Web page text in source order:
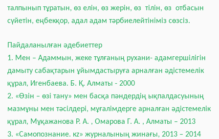
талпынып тұратын, өз елін, өз жерін, өз тілін, өз отбасын
сүйетін, еңбекқор, адал адам тәрбиелейтініміз сөзсіз.
Пайдаланылған әдебиеттер
1. Мен – Адаммын, жеке тұлғаның рухани- адамгершілігін
дамыту сабақтарын ұйымдастыруға арналған әдістемелік
құрал, Игенбаева. Б. Қ. Алматы - 2000
2. «Өзін – өзі тану» мен басқа пәндердің ықпалдасуының
мазмұны мен тәсілдері, мұғалімдерге арналған әдістемелік
құрал, Мұқажанова Р. А. , Омарова Г. А. , Алматы – 2013
3. «Самопознание. кz» журналының жинағы, 2013 – 2014